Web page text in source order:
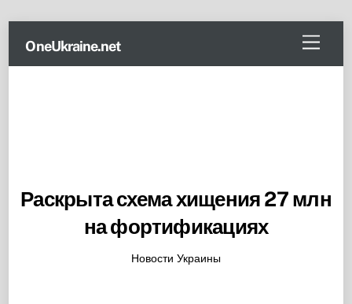
content
Menu
OneUkraine.net
Раскрыта схема хищения 27 млн
на фортификациях
Новости Украины